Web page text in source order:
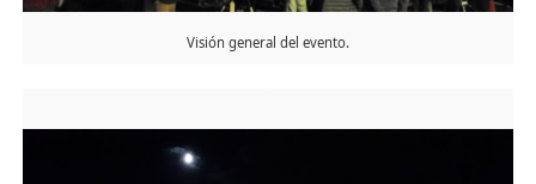
Visión general del evento.